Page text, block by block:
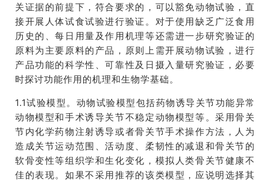
关证据的前提下，符合要求的，可以 豁免动物试验，直
接开展人体试食试验进行验证。对于使用缺乏广泛食用
历史 的
、每日用量及作用机理等还需进一步研究验证的
原料为主要原料的产品，原则上需开展动物试验，进行
产品功能的科学性、可靠性及日摄入量研究验证，必要
时探讨功能作用的机理和生物学基础。
1.1试验模型。动物试验模型包括药物诱导关节功能异常
动物模型和手术诱导关节不稳定动物模型等。采用骨关
节内化学药物注射诱导或者骨关节手术操作方法，人为
造成关节运动范围、活动度
柔韧性的减退和骨关节的
软骨变性等组织学和生化变化，模拟人类骨关节健康不
佳的表现。如果不采用推荐的该类模型，应说明选择其